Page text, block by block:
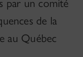
par un comité
de la
au Québec